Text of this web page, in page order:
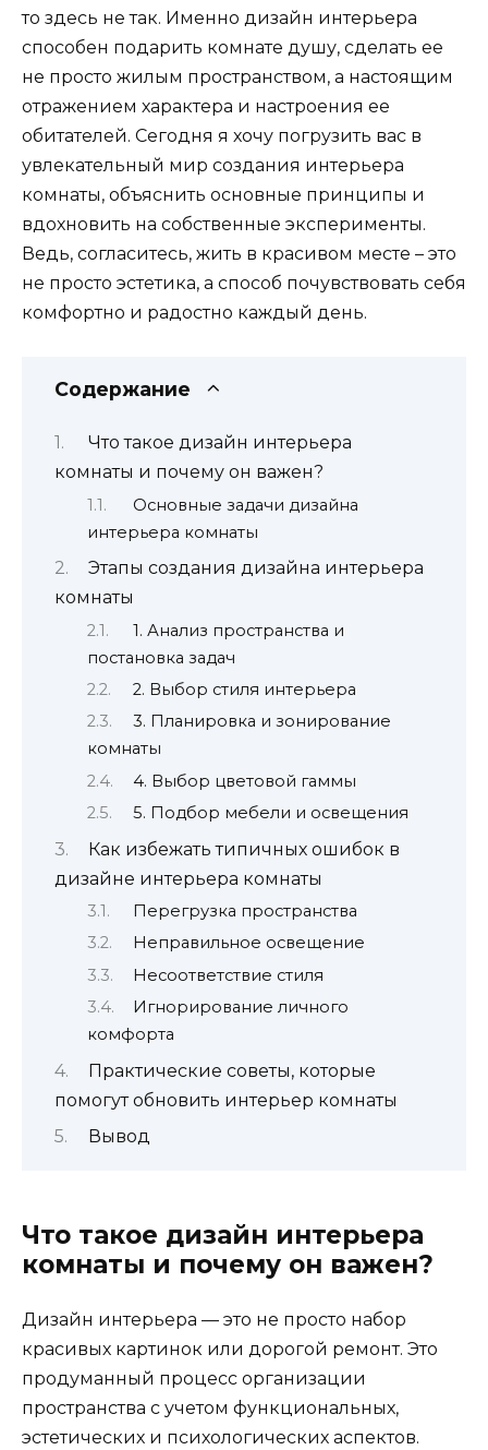
то здесь не так. Именно дизайн интерьера
способен подарить комнате душу, сделать ее
не просто жилым пространством, а настоящим
отражением характера и настроения ее
обитателей. Сегодня я хочу погрузить вас в
увлекательный мир создания интерьера
комнаты, объяснить основные принципы и
вдохновить на собственные эксперименты.
Ведь, согласитесь, жить в красивом месте – это
не просто эстетика, а способ почувствовать себя
комфортно и радостно каждый день.
Содержание
Что такое дизайн интерьера
комнаты и почему он важен?
Основные задачи дизайна
интерьера комнаты
Этапы создания дизайна интерьера
комнаты
1. Анализ пространства и
постановка задач
2. Выбор стиля интерьера
3. Планировка и зонирование
комнаты
4. Выбор цветовой гаммы
5. Подбор мебели и освещения
Как избежать типичных ошибок в
дизайне интерьера комнаты
Перегрузка пространства
Неправильное освещение
Несоответствие стиля
Игнорирование личного
комфорта
Практические советы, которые
помогут обновить интерьер комнаты
Вывод
Что такое дизайн интерьера
комнаты и почему он важен?
Дизайн интерьера — это не просто набор
красивых картинок или дорогой ремонт. Это
продуманный процесс организации
пространства с учетом функциональных,
эстетических и психологических аспектов.